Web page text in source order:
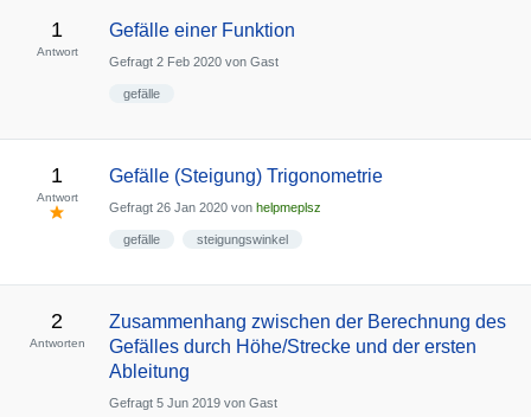
1
Antwort
Gefälle einer Funktion
Gefragt 2 Feb 2020 von Gast
gefälle
1
Antwort
Gefälle (Steigung) Trigonometrie
Gefragt 26 Jan 2020 von helpmeplsz
gefälle steigungswinkel
2
Antworten
Zusammenhang zwischen der Berechnung des
Gefälles durch Höhe/Strecke und der ersten
Ableitung
Gefragt 5 Jun 2019 von Gast